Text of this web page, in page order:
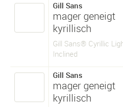
Gill Sans
mager geneigt
kyrillisch
Gill Sans® Cyrillic
Inclined
Gill Sans
mager geneigt
kyrillisch